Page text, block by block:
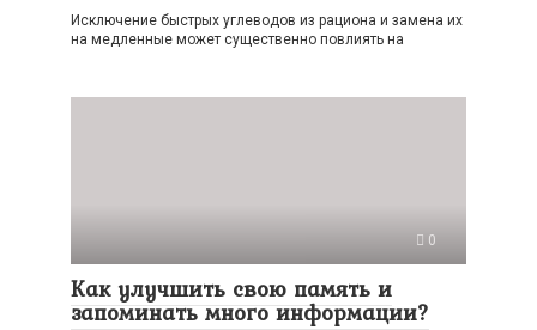
Исключение быстрых углеводов из рациона и замена их
на медленные может существенно повлиять на
0
Как улучшить свою память и
запоминать много информации?